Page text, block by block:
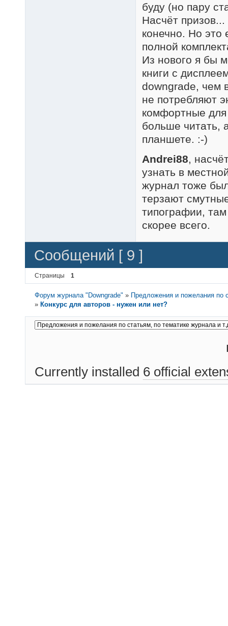
буду (но пару
Насчёт
конечно. Но это
полной
Из нового я бы
книги с
downgrade, чем
не потребляют
комфортные для
больше читать,
планшете. :-)
Andrei88 ,
узнать в
журнал тоже
терзают
типографии,
скорее всего.
Сообщений [ 9 ]
Страницы 1
Форум журнала "Downgrade" » Предложения и пожелания по
» Конкурс для авторов - нужен или нет?
Currently installed 6 official